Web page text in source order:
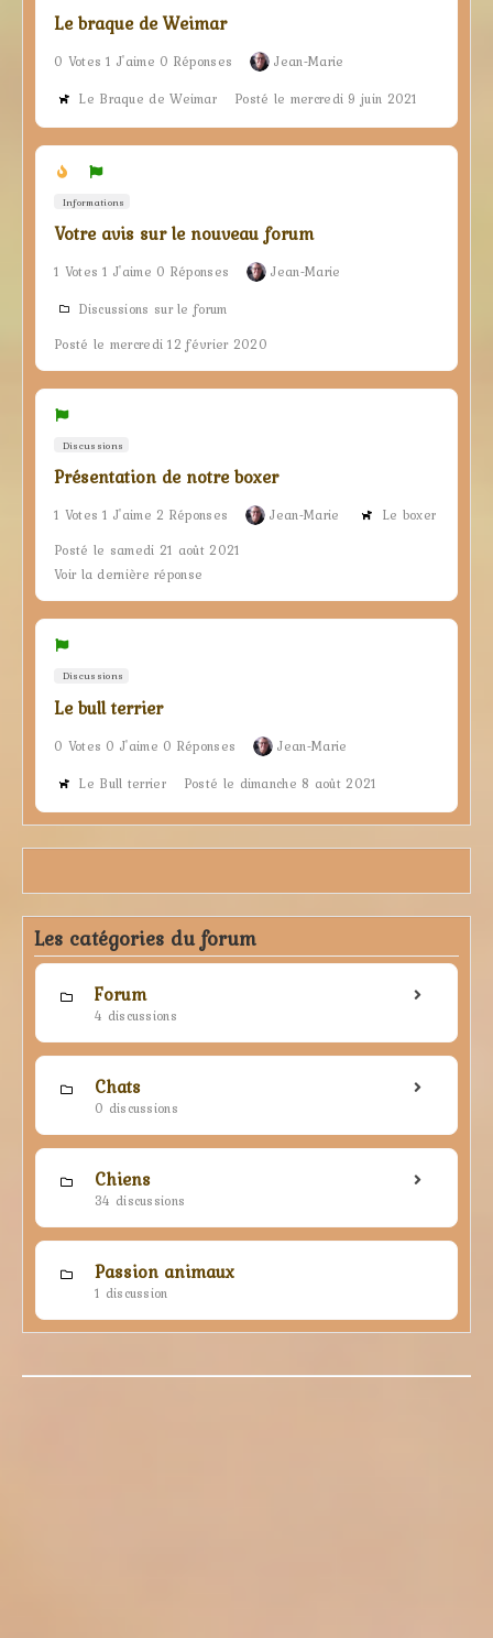
Le braque de Weimar
0 Votes 1 J'aime 0 Réponses
Jean-Marie
Le Braque de Weimar
Posté le mercredi 9 juin 2021
Informations
Votre avis sur le nouveau forum
1 Votes 1 J'aime 0 Réponses
Jean-Marie
Discussions sur le forum
Posté le mercredi 12 février 2020
Discussions
Présentation de notre boxer
1 Votes 1 J'aime 2 Réponses Jean-Marie
Le boxer
Posté le samedi 21 août 2021
Voir la dernière réponse
Discussions
Le bull terrier
0 Votes 0 J'aime 0 Réponses
Jean-Marie
Le Bull terrier
Posté le dimanche 8 août 2021
Les catégories du forum
Forum
4 discussions
Chats
0 discussions
Chiens
34 discussions
Passion animaux
1 discussion